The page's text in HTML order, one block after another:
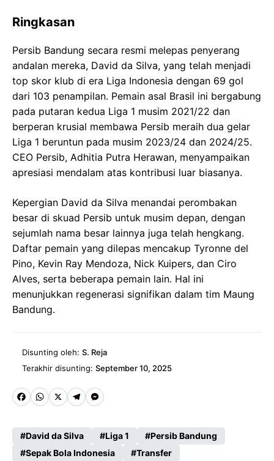
Ringkasan
Persib Bandung secara resmi melepas penyerang
andalan mereka, David da Silva, yang telah menjadi
top skor klub di era Liga Indonesia dengan 69 gol
dari 103 penampilan. Pemain asal Brasil ini bergabung
pada putaran kedua Liga 1 musim 2021/22 dan
berperan krusial membawa Persib meraih dua gelar
Liga 1 beruntun pada musim 2023/24 dan 2024/25.
CEO Persib, Adhitia Putra Herawan, menyampaikan
apresiasi mendalam atas kontribusi luar biasanya.
Kepergian David da Silva menandai perombakan
besar di skuad Persib untuk musim depan, dengan
sejumlah nama besar lainnya juga telah hengkang.
Daftar pemain yang dilepas mencakup Tyronne del
Pino, Kevin Ray Mendoza, Nick Kuipers, dan Ciro
Alves, serta beberapa pemain lain. Hal ini
menunjukkan regenerasi signifikan dalam tim Maung
Bandung.
Disunting oleh: S. Reja
Terakhir disunting: September 10, 2025
Fa
b
W
ts
X
Te
gr
M
David da Silva Liga 1
Persib Bandung
Sepak Bola Indonesia
Transfer